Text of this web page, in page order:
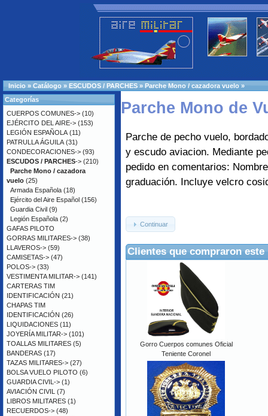
Inicio » Catálogo » ESCUDOS / PARCHES » Parche Mono / cazadora vuelo »
Parche Mono de
Parche de pecho vuelo,
y escudo aviacion. Mediante
pedido en comentarios:
graduación. Incluye velcro
Continuar
Clientes que compraron
Gorro Cuerpos comunes Oficial
Teniente Coronel
Categorías
CUERPOS COMUNES-> (10)
EJÉRCITO DEL AIRE-> (153)
LEGIÓN ESPAÑOLA (11)
PATRULLA ÁGUILA (31)
CONDECORACIONES-> (93)
ESCUDOS / PARCHES-> (210)
Parche Mono / cazadora
vuelo (25)
Armada Española (18)
Ejército del Aire Español (156)
Guardia Civil (9)
Legión Española (2)
GAFAS PILOTO
GORRAS MILITARES-> (38)
LLAVEROS-> (59)
CAMISETAS-> (47)
POLOS-> (33)
VESTIMENTA MILITAR-> (141)
CARTERAS TIM
IDENTIFICACIÓN (21)
CHAPAS TIM
IDENTIFICACIÓN (26)
LIQUIDACIONES (11)
JOYERÍA MILITAR-> (101)
TOALLAS MILITARES (5)
BANDERAS (17)
TAZAS MILITARES-> (27)
BOLSA VUELO PILOTO (6)
GUARDIA CIVIL-> (1)
AVIACIÓN CIVIL (7)
LIBROS MILITARES (1)
RECUERDOS-> (48)